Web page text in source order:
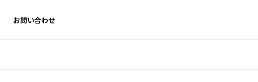
お問い合わせ